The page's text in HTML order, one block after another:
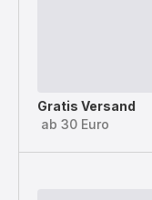
Gratis Versand
ab 30 Euro